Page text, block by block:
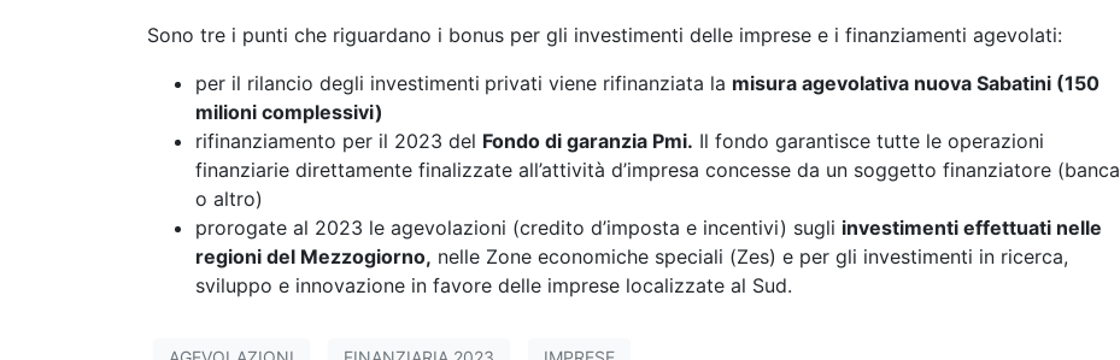
Sono tre i punti che riguardano i bonus per gli investimenti delle imprese e i finanziamenti agevolati:
per il rilancio degli investimenti privati viene rifinanziata la misura agevolativa nuova Sabatini (150
milioni complessivi)
rifinanziamento per il 2023 del Fondo di garanzia Pmi. Il fondo garantisce tutte le operazioni
finanziarie direttamente finalizzate all’attività d’impresa concesse da un soggetto finanziatore (banca
o altro)
prorogate al 2023 le agevolazioni (credito d’imposta e incentivi) sugli investimenti effettuati nelle
regioni del Mezzogiorno, nelle Zone economiche speciali (Zes) e per gli investimenti in ricerca,
sviluppo e innovazione in favore delle imprese localizzate al Sud.